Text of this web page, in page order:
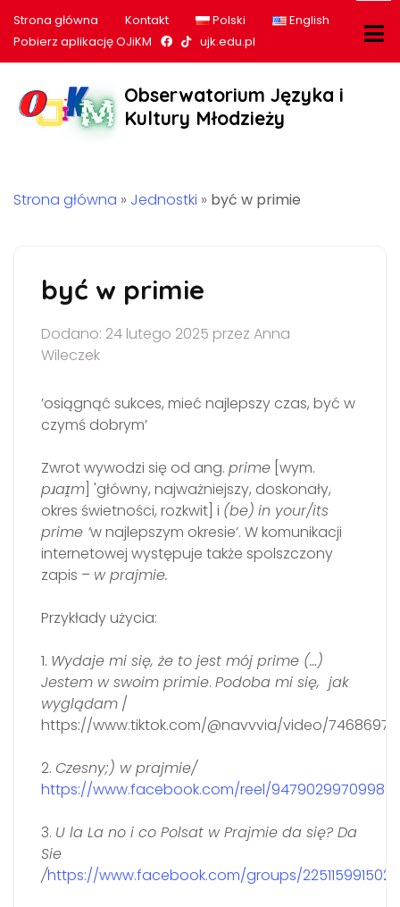
Strona główna Kontakt Polski
English
Pobierz aplikację OJiKM
Nasz profil na Facebook
Nasz profil na tiktok
ujk.edu.pl
Obserwatorium Języka i
Kultury Młodzieży
Strona główna » Jednostki » być w primie
być w primie
Dodano: 24 lutego 2025 przez Anna
Wileczek
’osiągnąć sukces, mieć najlepszy czas, być w
czymś dobrym’
Zwrot wywodzi się od ang. prime [wym.
pɹaɪ̯m ] 'główny, najważniejszy, doskonały,
okres świetności, rozkwit] i (be) in your/its
prime ’w najlepszym okresie’. W komunikacji
internetowej występuje także spolszczony
zapis – w prajmie.
Przykłady użycia:
1. Wydaje mi się, że to jest mój prime (…)
Jestem w swoim primie. Podoba mi się, jak
wyglądam /
https://www.tiktok.com/@navvvia/video/
2. Czesny;) w prajmie/
https://www.facebook.com/reel/
3. U la La no i co Polsat w Prajmie da się? Da
Sie
/https://www.facebook.com/groups/